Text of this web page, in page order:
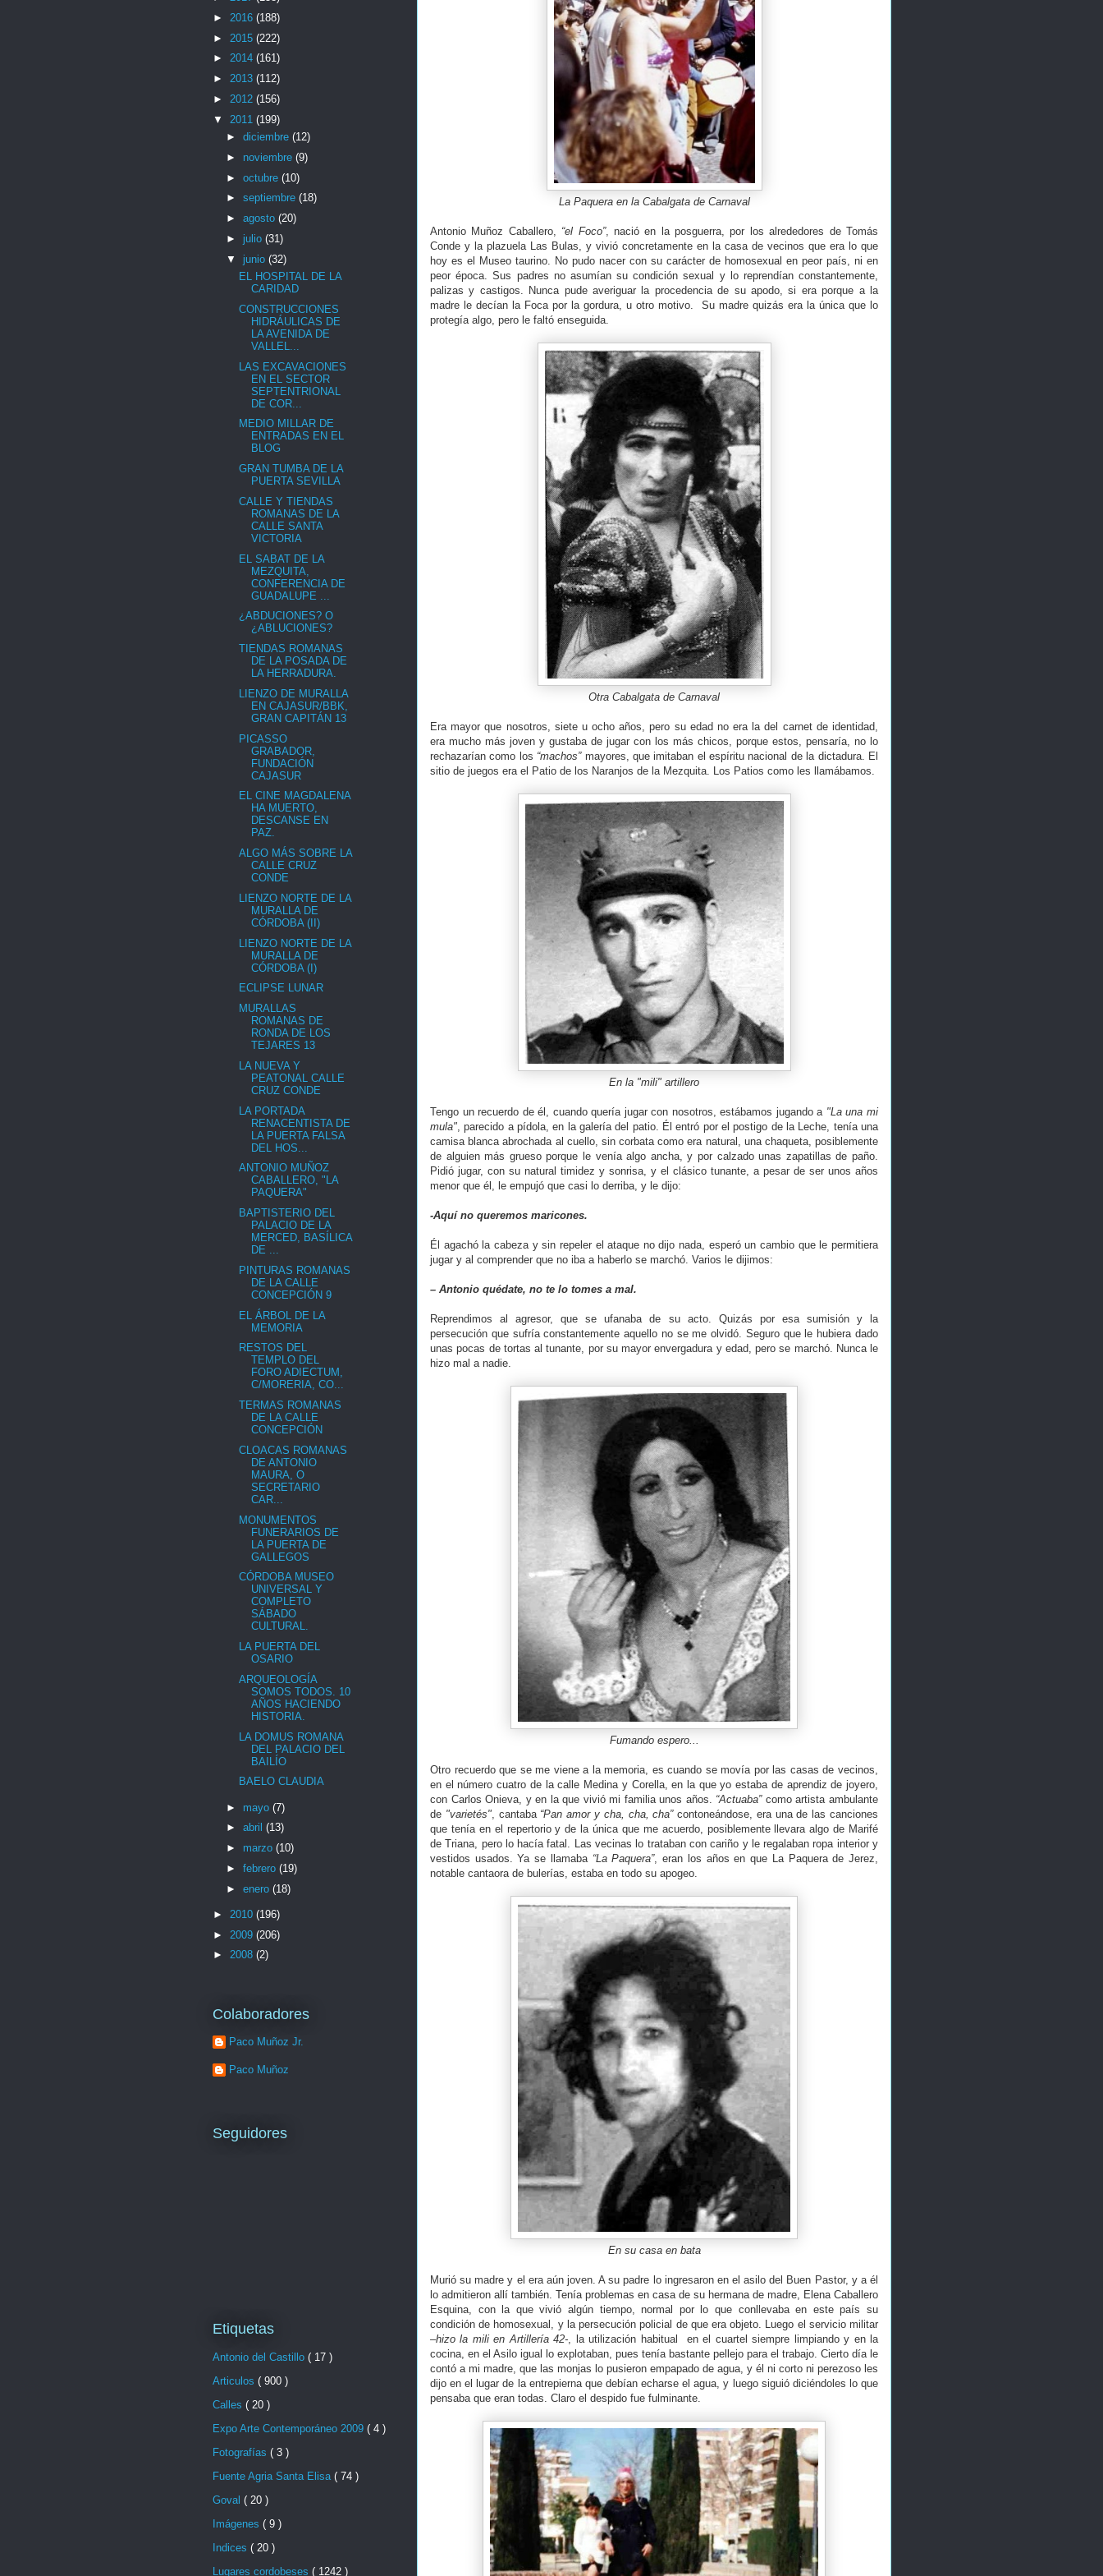
La Paquera en la Cabalgata de Carnaval
Antonio Muñoz Caballero, “el Foco”, nació en la posguerra, por los alrededores de Tomás
Conde y la plazuela Las Bulas, y vivió concretamente en la casa de vecinos que era lo que
hoy es el Museo taurino. No pudo nacer con su carácter de homosexual en peor país, ni en
peor época. Sus padres no asumían su condición sexual y lo reprendían constantemente,
palizas y castigos. Nunca pude averiguar la procedencia de su apodo, si era porque a la
madre le decían la Foca por la gordura, u otro motivo. Su madre quizás era la única que lo
protegía algo, pero le faltó enseguida.
Otra Cabalgata de Carnaval
Era mayor que nosotros, siete u ocho años, pero su edad no era la del carnet de identidad,
era mucho más joven y gustaba de jugar con los más chicos, porque estos, pensaría, no lo
rechazarían como los “machos”mayores, que imitaban el espíritu nacional de la dictadura. El
sitio de juegos era el Patio de los Naranjos de la Mezquita. Los Patios como les llamábamos.
En la "mili" artillero
Tengo un recuerdo de él, cuando quería jugar con nosotros, estábamos jugando a "La una mi
mula", parecido a pídola, en la galería del patio. Él entró por el postigo de la Leche, tenía una
camisa blanca abrochada al cuello, sin corbata como era natural, una chaqueta, posiblemente
de alguien más grueso porque le venía algo ancha, y por calzado unas zapatillas de paño.
Pidió jugar, con su natural timidez y sonrisa, y el clásico tunante, a pesar de ser unos años
menor que él, le empujó que casi lo derriba, y le dijo:
-Aquí no queremos maricones.
Él agachó la cabeza y sin repeler el ataque no dijo nada, esperó un cambio que le permitiera
jugar y al comprender que no iba a haberlo se marchó. Varios le dijimos:
– Antonio quédate, no te lo tomes a mal.
Reprendimos al agresor, que se ufanaba de su acto. Quizás por esa sumisión y la
persecución que sufría constantemente aquello no se me olvidó. Seguro que le hubiera dado
unas pocas de tortas al tunante, por su mayor envergadura y edad, pero se marchó. Nunca le
hizo mal a nadie.
Fumando espero...
Otro recuerdo que se me viene a la memoria, es cuando se movía por las casas de vecinos,
en el número cuatro de la calle Medina y Corella, en la que yo estaba de aprendiz de joyero,
con Carlos Onieva, y en la que vivió mi familia unos años. “Actuaba”como artista ambulante
de "varietés", cantaba“Pan amor y cha, cha, cha”contoneándose, era una de las canciones
que tenía en el repertorio y de la única que me acuerdo, posiblemente llevara algo de Marifé
de Triana, pero lo hacía fatal. Las vecinas lo trataban con cariño y le regalaban ropa interior y
vestidos usados. Ya se llamaba “La Paquera”, eran los años en que La Paquera de Jerez,
notable cantaora de bulerías, estaba en todo su apogeo.
En su casa en bata
Murió su madre y el era aún joven. A su padre lo ingresaron en el asilo del Buen Pastor, y a él
lo admitieron allí también. Tenía problemas en casa de su hermana de madre, Elena Caballero
Esquina, con la que vivió algún tiempo, normal por lo que conllevaba en este país su
condición de homosexual, y la persecución policial de que era objeto. Luego el servicio militar
–hizo la mili en Artillería 42-, la utilización habitual en el cuartel siempre limpiando y en la
cocina, en el Asilo igual lo explotaban, pues tenía bastante pellejo para el trabajo. Cierto día le
contó a mi madre, que las monjas lo pusieron empapado de agua, y él ni corto ni perezoso les
dijo en el lugar de la entrepierna que debían echarse el agua, y luego siguió diciéndoles lo que
pensaba que eran todas. Claro el despido fue fulminante.
► 2016 (188)
► 2015 (222)
► 2014 (161)
► 2013 (112)
► 2012 (156)
▼ 2011 (199)
► diciembre (12)
► noviembre (9)
► octubre (10)
► septiembre (18)
► agosto (20)
► julio (31)
▼ junio (32)
EL HOSPITAL DE LA
CARIDAD
CONSTRUCCIONES
HIDRÁULICAS DE
LA AVENIDA DE
VALLEL...
LAS EXCAVACIONES
EN EL SECTOR
SEPTENTRIONAL
DE COR...
MEDIO MILLAR DE
ENTRADAS EN EL
BLOG
GRAN TUMBA DE LA
PUERTA SEVILLA
CALLE Y TIENDAS
ROMANAS DE LA
CALLE SANTA
VICTORIA
EL SABAT DE LA
MEZQUITA,
CONFERENCIA DE
GUADALUPE ...
¿ABDUCIONES? O
¿ABLUCIONES?
TIENDAS ROMANAS
DE LA POSADA DE
LA HERRADURA.
LIENZO DE MURALLA
EN CAJASUR/BBK,
GRAN CAPITÁN 13
PICASSO
GRABADOR,
FUNDACIÓN
CAJASUR
EL CINE MAGDALENA
HA MUERTO,
DESCANSE EN
PAZ.
ALGO MÁS SOBRE LA
CALLE CRUZ
CONDE
LIENZO NORTE DE LA
MURALLA DE
CÓRDOBA (II)
LIENZO NORTE DE LA
MURALLA DE
CÓRDOBA (I)
ECLIPSE LUNAR
MURALLAS
ROMANAS DE
RONDA DE LOS
TEJARES 13
LA NUEVA Y
PEATONAL CALLE
CRUZ CONDE
LA PORTADA
RENACENTISTA DE
LA PUERTA FALSA
DEL HOS...
ANTONIO MUÑOZ
CABALLERO, "LA
PAQUERA"
BAPTISTERIO DEL
PALACIO DE LA
MERCED, BASÍLICA
DE ...
PINTURAS ROMANAS
DE LA CALLE
CONCEPCIÓN 9
EL ÁRBOL DE LA
MEMORIA
RESTOS DEL
TEMPLO DEL
FORO ADIECTUM,
C/MORERIA, CO...
TERMAS ROMANAS
DE LA CALLE
CONCEPCIÓN
CLOACAS ROMANAS
DE ANTONIO
MAURA, O
SECRETARIO
CAR...
MONUMENTOS
FUNERARIOS DE
LA PUERTA DE
GALLEGOS
CÓRDOBA MUSEO
UNIVERSAL Y
COMPLETO
SÁBADO
CULTURAL.
LA PUERTA DEL
OSARIO
ARQUEOLOGÍA
SOMOS TODOS. 10
AÑOS HACIENDO
HISTORIA.
LA DOMUS ROMANA
DEL PALACIO DEL
BAILÍO
BAELO CLAUDIA
► mayo (7)
► abril (13)
► marzo (10)
► febrero (19)
► enero (18)
► 2010 (196)
► 2009 (206)
► 2008 (2)
Colaboradores
Paco Muñoz Jr.
Paco Muñoz
Seguidores
Etiquetas
Antonio del Castillo ( 17 )
Articulos ( 900 )
Calles ( 20 )
Expo Arte Contemporáneo 2009 ( 4 )
Fotografías ( 3 )
Fuente Agria Santa Elisa ( 74 )
Goval ( 20 )
Imágenes ( 9 )
Indices ( 20 )
Lugares cordobeses ( 1242 )